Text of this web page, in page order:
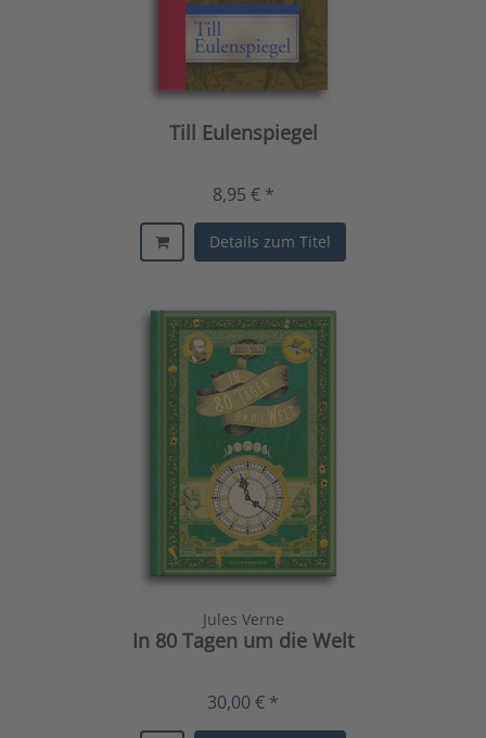
Till Eulenspiegel
8,95 € *
Details zum Titel
Jules Verne
In 80 Tagen um die Welt
30,00 € *